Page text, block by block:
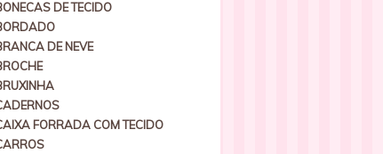
DE TECIDO
DE NEVE
FORRADA COM TECIDO